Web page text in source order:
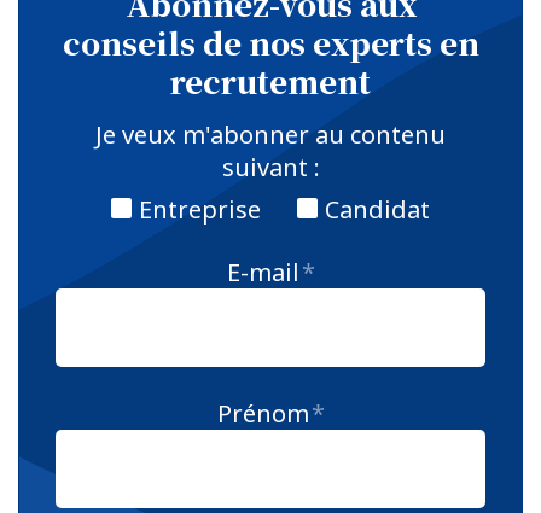
conseils de nos experts en
recrutement
Je veux m'abonner au contenu
suivant :
Entreprise
Candidat
E-mail*
Prénom*